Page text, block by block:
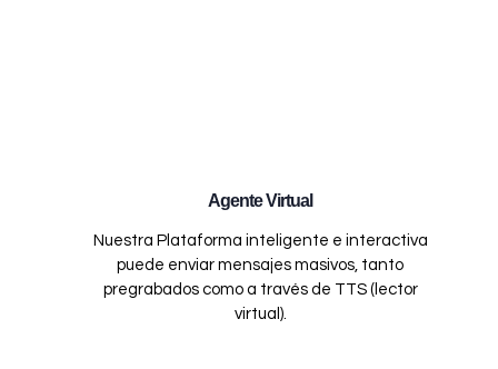
Agente Virtual
Nuestra Plataforma inteligente e interactiva
puede enviar mensajes masivos, tanto
pregrabados como a través de TTS (lector
virtual).